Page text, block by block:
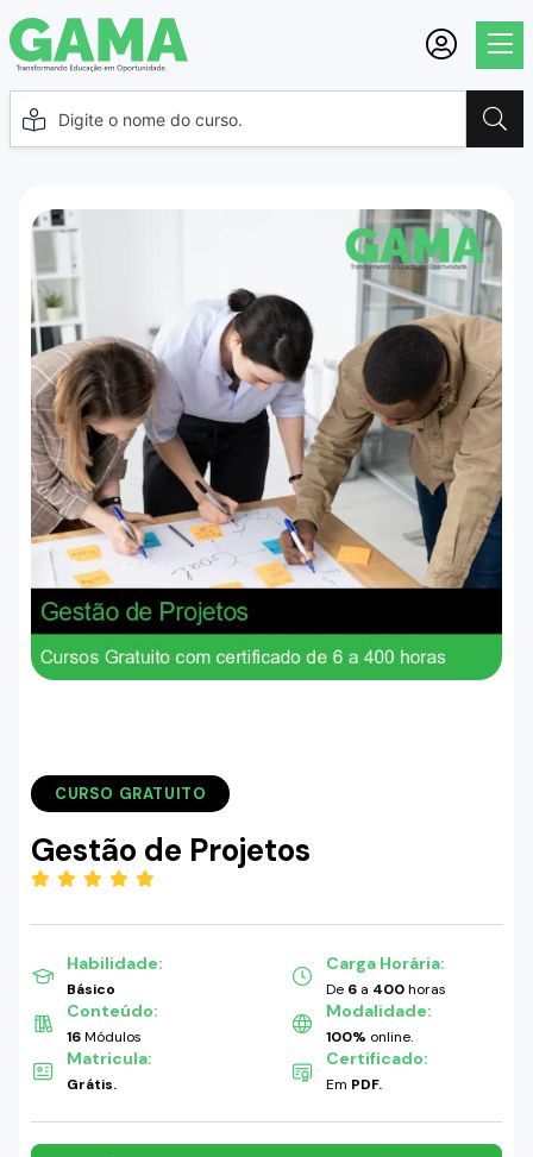
CURSO GRATUITO
Gestão de Projetos
Habilidade:
Básico
Carga Horária:
De 6 a 400horas
Conteúdo:
16Módulos
Modalidade:
100% online.
Matricula:
Grátis.
Certificado:
Em PDF.